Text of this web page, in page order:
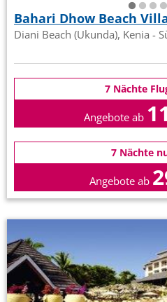
Bahari Dhow Beach
Diani Beach (Ukunda), Kenia -
7 Nächte
Angebote ab
7 Nächte
Angebote ab